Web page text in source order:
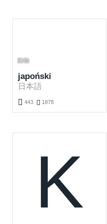
動物
japoński
日本語
 443  1878
K